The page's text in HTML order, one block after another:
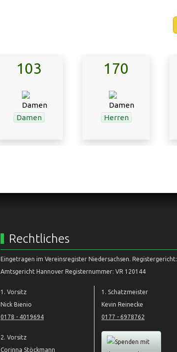
103
Damen
170
Herren
Rechtliches
Eingetragen im Vereinsregister Niedersachsen. Registergericht:
Amtsgericht Hannover Registernummer: VR 120144
1. Vorsitz
Nick Bienio
0178 - 4019694
2. Vorsitz
Corinna Stöckmann
1. Schatzmeister
Kevin Reinecke
0177 - 6978762